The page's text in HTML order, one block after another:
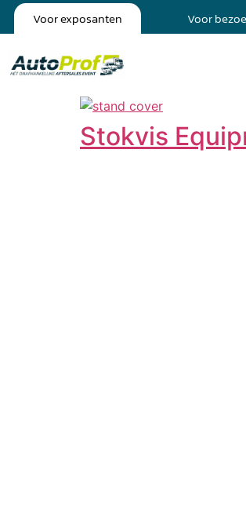
Voor exposanten Voor
Stokvis